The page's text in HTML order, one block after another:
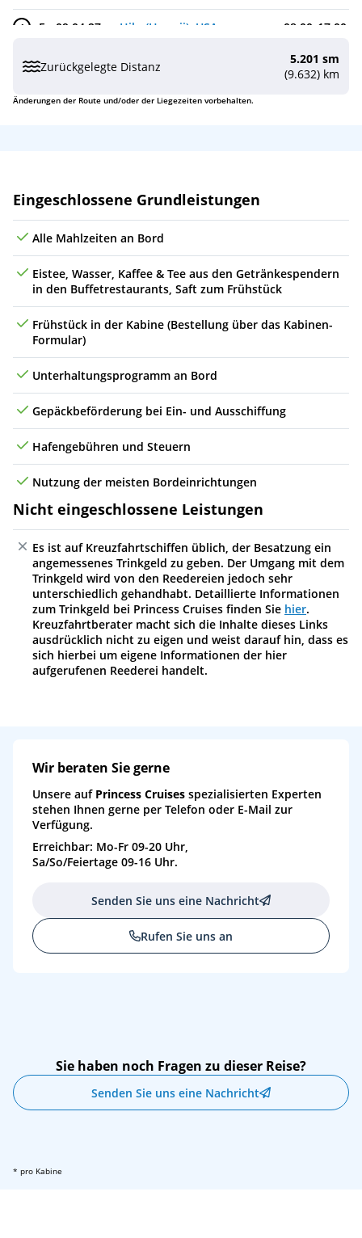
4 Fr 09.04.27 Hilo (Hawaii), USA 08:00 17:00
Sa 10.04.27 (auf See)
So 11.04.27 (auf See)
Mi 14.04.27 (auf See)
5 Do 15.04.27 Ensenada, Mexiko
Fr 16.04.27 (auf See)
Sa 17.04.27 San Francisco (Kalifornien), USA 07:00
Zurückgelegte Distanz
5.201 sm
(9.632) km
Änderungen der Route und/oder der Liegezeiten vorbehalten.
Leistungen
Eingeschlossene Grundleistungen
Alle Mahlzeiten an Bord
Eistee, Wasser, Kaffee & Tee aus den Getränkespendern
in den Buffetrestaurants, Saft zum Frühstück
Frühstück in der Kabine (Bestellung über das Kabinen-
Formular)
Unterhaltungsprogramm an Bord
Gepäckbeförderung bei Ein- und Ausschiffung
Hafengebühren und Steuern
Nutzung der meisten Bordeinrichtungen
Nicht eingeschlossene Leistungen
Es ist auf Kreuzfahrtschiffen üblich, der Besatzung ein
angemessenes Trinkgeld zu geben. Der Umgang mit dem
Trinkgeld wird von den Reedereien jedoch sehr
unterschiedlich gehandhabt. Detaillierte Informationen
zum Trinkgeld bei Princess Cruises finden Sie hier.
Kreuzfahrtberater macht sich die Inhalte dieses Links
ausdrücklich nicht zu eigen und weist darauf hin, dass es
sich hierbei um eigene Informationen der hier
aufgerufenen Reederei handelt.
Wir beraten Sie gerne
Unsere auf Princess Cruises spezialisierten Experten
stehen Ihnen gerne per Telefon oder E-Mail zur
Verfügung.
Erreichbar: Mo-Fr 09-20 Uhr,
Sa/So/Feiertage 09-16 Uhr.
Senden Sie uns eine Nachricht
Rufen Sie uns an
Sie haben noch Fragen zu dieser Reise?
Senden Sie uns eine Nachricht
* pro Kabine